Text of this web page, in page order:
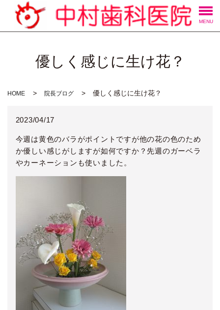
MENU
優しく感じに生け花？
HOME 院長ブログ 優しく感じに生け花？
2023/04/17
今週は黄色のバラがポイントですが他の花の色のため
か優しい感じがしますが如何ですか？先週のガーベラ
やカーネーションも使いました。